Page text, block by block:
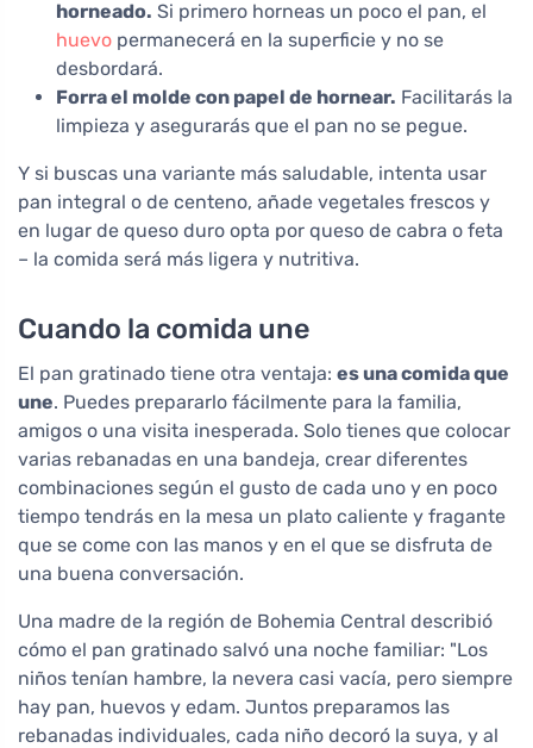
horneado. Si primero horneas un poco el pan, el
huevo permanecerá en la superficie y no se
desbordará.
Forra el molde con papel de hornear. Facilitarás la
limpieza y asegurarás que el pan no se pegue.
Y si buscas una variante más saludable, intenta usar
pan integral o de centeno, añade vegetales frescos y
en lugar de queso duro opta por queso de cabra o feta
– la comida será más ligera y nutritiva.
Cuando la comida une
El pan gratinado tiene otra ventaja: es una comida que
une. Puedes prepararlo fácilmente para la familia,
amigos o una visita inesperada. Solo tienes que colocar
varias rebanadas en una bandeja, crear diferentes
combinaciones según el gusto de cada uno y en poco
tiempo tendrás en la mesa un plato caliente y fragante
que se come con las manos y en el que se disfruta de
una buena conversación.
Una madre de la región de Bohemia Central describió
cómo el pan gratinado salvó una noche familiar: "Los
niños tenían hambre, la nevera casi vacía, pero siempre
hay pan, huevos y edam. Juntos preparamos las
rebanadas individuales, cada niño decoró la suya, y al